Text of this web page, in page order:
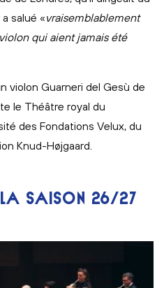
salué «vraisemblablement
qui aient jamais été
violon Guarneri del Gesù de
le Théâtre royal du
des Fondations Velux, du
Knud-Højgaard.
LA SAISON 26/27